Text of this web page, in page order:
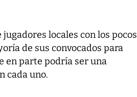
locales con los pocos
de sus convocados para
en parte podría ser una
cada uno.